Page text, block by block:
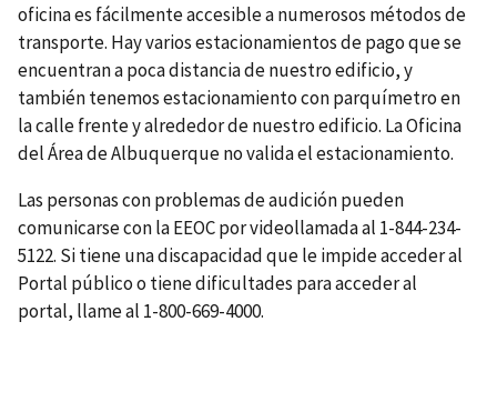
oficina es fácilmente accesible a numerosos métodos de
transporte. Hay varios estacionamientos de pago que se
encuentran a poca distancia de nuestro edificio, y
también tenemos estacionamiento con parquímetro en
la calle frente y alrededor de nuestro edificio. La Oficina
del Área de Albuquerque no valida el estacionamiento.
Las personas con problemas de audición pueden
comunicarse con la EEOC por videollamada al 1-844-234-
5122. Si tiene una discapacidad que le impide acceder al
Portal público o tiene dificultades para acceder al
portal, llame al 1-800-669-4000.